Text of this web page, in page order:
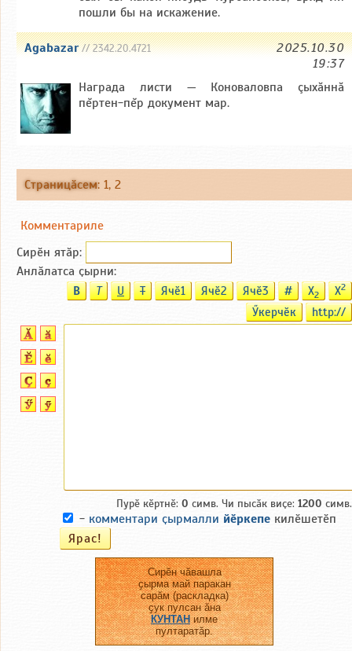
пошли бы на искажение.
Agabazar// 2342.20.4721
2025.10.30
19:37
Награда листи — Коноваловпа çыхăннă
пĕртен-пĕр документ мар.
Страницӑсем: 1, 2
Комментариле
Сирӗн ятӑp:
Анлӑлатса ҫырни:
B T U T Ячӗ1 Ячӗ2 Ячӗ3 # X2 X2
Ӳкерчӗк http://
Пурӗ кӗртнӗ: 0 симв. Чи пысӑк виҫе: 1200 симв.
- комментари ҫырмалли йӗркепе килӗшетӗп
Сирӗн чӑвашла
ҫырма май паракан
сарӑм (раскладка)
ҫук пулсан ӑна
КУНТАНилме
пултаратӑр.